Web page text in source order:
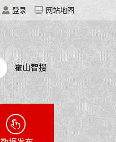
登录 网站地图
霍山智搜